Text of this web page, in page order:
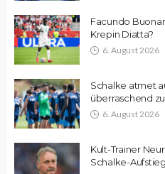
Facundo
Krepin Diatta?
6. August 2026
Schalke atmet
überraschend
6. August 2026
Kult-Trainer
Schalke-